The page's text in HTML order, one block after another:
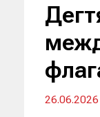
26.06.2026